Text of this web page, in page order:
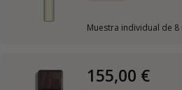
Muestra individual de 8
155,00 €